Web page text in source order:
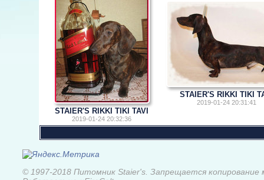
STAIER'S RIKKI TIKI TAVI
2019-01-24 20:32:36
STAIER'S RIKKI TIKI
2019-01-24 20:31:41
© 1997-2018 Питомник Staier's. Запрещается